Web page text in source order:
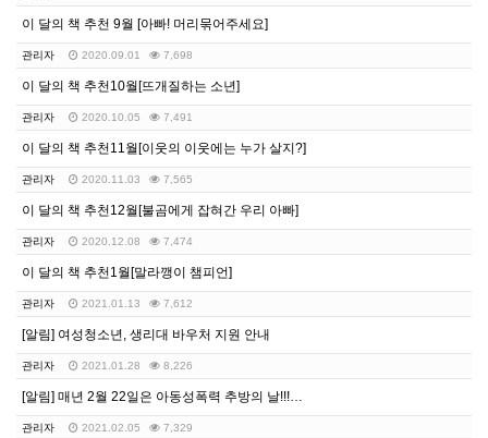
이 달의 책 추천 9월 [아빠! 머리묶어주세요]
관리자 2020.09.01 7,698
이 달의 책 추천10월[뜨개질하는 소년]
관리자 2020.10.05 7,491
이 달의 책 추천11월[이웃의 이웃에는 누가 살지?]
관리자 2020.11.03 7,565
이 달의 책 추천12월[불곰에게 잡혀간 우리 아빠]
관리자 2020.12.08 7,474
이 달의 책 추천1월[말라깽이 챔피언]
관리자 2021.01.13 7,612
[알림] 여성청소년, 생리대 바우처 지원 안내
관리자 2021.01.28 8,226
[알림] 매년 2월 22일은 아동성폭력 추방의 날!!!…
관리자 2021.02.05 7,329